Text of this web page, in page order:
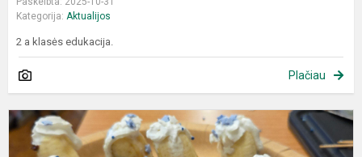
Kategorija: Aktualijos
2 a klasės edukacija.
Plačiau